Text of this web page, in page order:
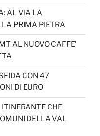
AL VIA LA
PRIMA PIETRA
AL NUOVO CAFFE’
CON 47
DI EURO
ITINERANTE CHE
DELLA VAL